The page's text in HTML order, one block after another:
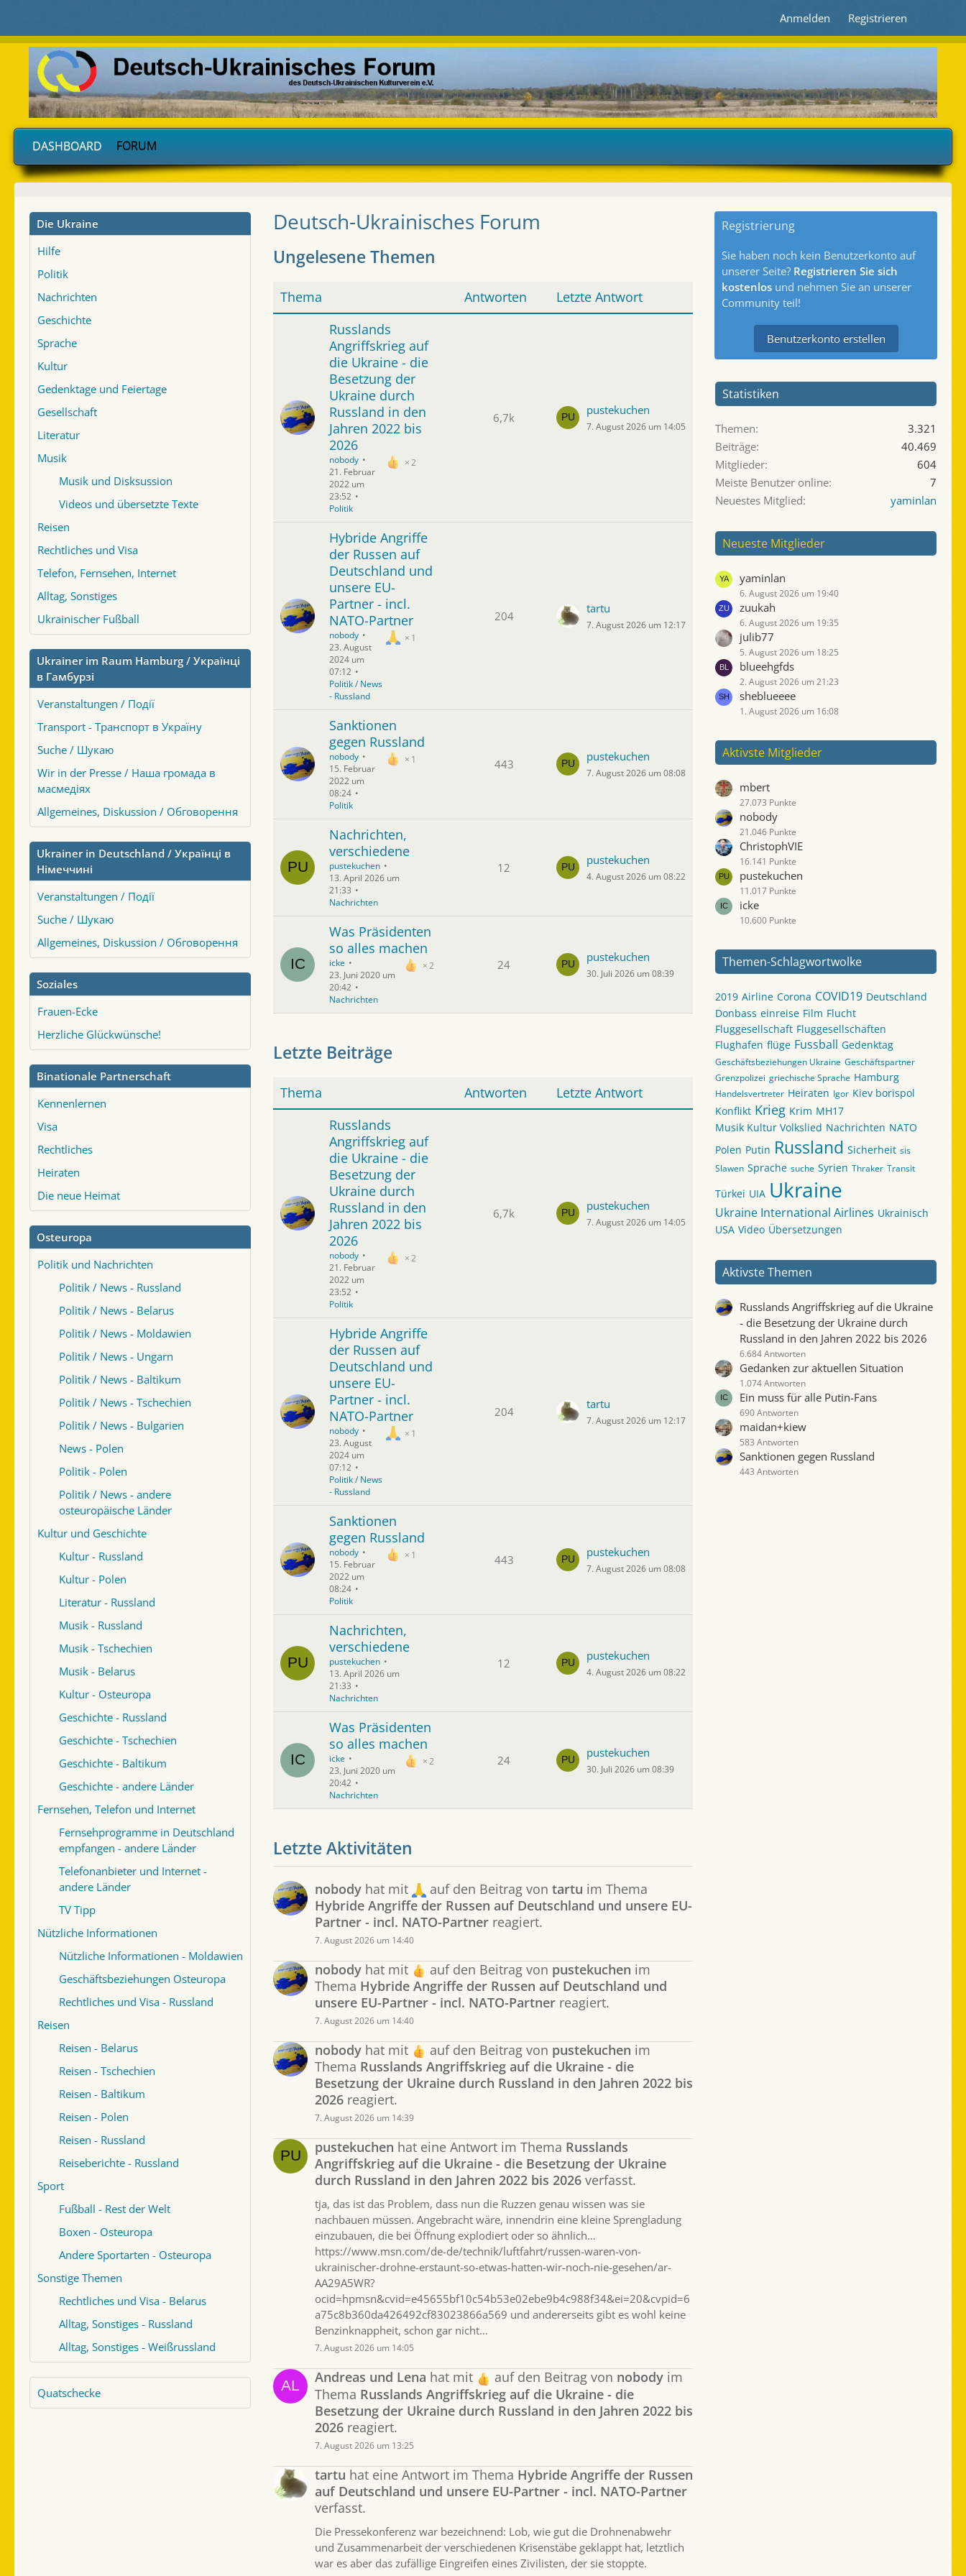
Anmelden Registrieren
DASHBOARD FORUM
Die Ukraine
Hilfe
Politik
Nachrichten
Geschichte
Sprache
Kultur
Gedenktage und Feiertage
Gesellschaft
Literatur
Musik
Musik und Disksussion
Videos und übersetzte Texte
Reisen
Rechtliches und Visa
Telefon, Fernsehen, Internet
Alltag, Sonstiges
Ukrainischer Fußball
Ukrainer im Raum Hamburg / Українці
в Гамбурзі
Veranstaltungen / Події
Transport - Транспорт в Україну
Suche / Шукаю
Wir in der Presse / Наша громада в
масмедіях
Allgemeines, Diskussion / Обговорення
Ukrainer in Deutschland / Українці в
Німеччині
Veranstaltungen / Події
Suche / Шукаю
Allgemeines, Diskussion / Обговорення
Soziales
Frauen-Ecke
Herzliche Glückwünsche!
Binationale Partnerschaft
Kennenlernen
Visa
Rechtliches
Heiraten
Die neue Heimat
Osteuropa
Politik und Nachrichten
Politik / News - Russland
Politik / News - Belarus
Politik / News - Moldawien
Politik / News - Ungarn
Politik / News - Baltikum
Politik / News - Tschechien
Politik / News - Bulgarien
News - Polen
Politik - Polen
Politik / News - andere
osteuropäische Länder
Kultur und Geschichte
Kultur - Russland
Kultur - Polen
Literatur - Russland
Musik - Russland
Musik - Tschechien
Musik - Belarus
Kultur - Osteuropa
Geschichte - Russland
Geschichte - Tschechien
Geschichte - Baltikum
Geschichte - andere Länder
Fernsehen, Telefon und Internet
Fernsehprogramme in Deutschland
empfangen - andere Länder
Telefonanbieter und Internet -
andere Länder
TV Tipp
Nützliche Informationen
Nützliche Informationen - Moldawien
Geschäftsbeziehungen Osteuropa
Rechtliches und Visa - Russland
Reisen
Reisen - Belarus
Reisen - Tschechien
Reisen - Baltikum
Reisen - Polen
Reisen - Russland
Reiseberichte - Russland
Sport
Fußball - Rest der Welt
Boxen - Osteuropa
Andere Sportarten - Osteuropa
Sonstige Themen
Rechtliches und Visa - Belarus
Alltag, Sonstiges - Russland
Alltag, Sonstiges - Weißrussland
Quatschecke
Deutsch-Ukrainisches Forum
Ungelesene Themen
Thema Antworten
Letzte Antwort
Russlands
Angriffskrieg auf
die Ukraine - die
Besetzung der
Ukraine durch
Russland in den
Jahren 2022 bis
2026
2
nobody
21. Februar
2022 um
23:52
Politik
6,7k
pustekuchen
7. August 2026 um 14:05
Hybride Angriffe
der Russen auf
Deutschland und
unsere EU-
Partner - incl.
NATO-Partner
1
nobody
23. August
2024 um
07:12
Politik / News
- Russland
204
tartu
7. August 2026 um 12:17
Sanktionen
gegen Russland
1
nobody
15. Februar
2022 um
08:24
Politik
443
pustekuchen
7. August 2026 um 08:08
Nachrichten,
verschiedene
pustekuchen
13. April 2026 um
21:33
Nachrichten
12
pustekuchen
4. August 2026 um 08:22
Was Präsidenten
so alles machen
2
icke
23. Juni 2020 um
20:42
Nachrichten
24
pustekuchen
30. Juli 2026 um 08:39
Letzte Beiträge
Thema Antworten
Letzte Antwort
Russlands
Angriffskrieg auf
die Ukraine - die
Besetzung der
Ukraine durch
Russland in den
Jahren 2022 bis
2026
2
nobody
21. Februar
2022 um
23:52
Politik
6,7k
pustekuchen
7. August 2026 um 14:05
Hybride Angriffe
der Russen auf
Deutschland und
unsere EU-
Partner - incl.
NATO-Partner
1
nobody
23. August
2024 um
07:12
Politik / News
- Russland
204
tartu
7. August 2026 um 12:17
Sanktionen
gegen Russland
1
nobody
15. Februar
2022 um
08:24
Politik
443
pustekuchen
7. August 2026 um 08:08
Nachrichten,
verschiedene
pustekuchen
13. April 2026 um
21:33
Nachrichten
12
pustekuchen
4. August 2026 um 08:22
Was Präsidenten
so alles machen
2
icke
23. Juni 2020 um
20:42
Nachrichten
24
pustekuchen
30. Juli 2026 um 08:39
Letzte Aktivitäten
nobody hat mit auf den Beitrag von tartu im Thema
Hybride Angriffe der Russen auf Deutschland und unsere EU-
Partner - incl. NATO-Partner reagiert.
7. August 2026 um 14:40
nobody hat mit auf den Beitrag von pustekuchen im
Thema Hybride Angriffe der Russen auf Deutschland und
unsere EU-Partner - incl. NATO-Partner reagiert.
7. August 2026 um 14:40
nobody hat mit auf den Beitrag von pustekuchen im
Thema Russlands Angriffskrieg auf die Ukraine - die
Besetzung der Ukraine durch Russland in den Jahren 2022 bis
2026 reagiert.
7. August 2026 um 14:39
pustekuchen hat eine Antwort im Thema Russlands
Angriffskrieg auf die Ukraine - die Besetzung der Ukraine
durch Russland in den Jahren 2022 bis 2026 verfasst.
tja, das ist das Problem, dass nun die Ruzzen genau wissen was sie
nachbauen müssen. Angebracht wäre, innendrin eine kleine Sprengladung
einzubauen, die bei Öffnung explodiert oder so ähnlich…
https://www.msn.com/de-de/technik/luftfahrt/russen-waren-von-
ukrainischer-drohne-erstaunt-so-etwas-hatten-wir-noch-nie-gesehen/ar-
AA29A5WR?
ocid=hpmsn&cvid=e45655bf10c54b53e02ebe9b4c988f34&ei=20&cvpid=6
a75c8b360da426492cf83023866a569 und andererseits gibt es wohl keine
Benzinknappheit, schon gar nicht…
7. August 2026 um 14:05
Andreas und Lena hat mit auf den Beitrag von nobody im
Thema Russlands Angriffskrieg auf die Ukraine - die
Besetzung der Ukraine durch Russland in den Jahren 2022 bis
2026 reagiert.
7. August 2026 um 13:25
tartu hat eine Antwort im Thema Hybride Angriffe der Russen
auf Deutschland und unsere EU-Partner - incl. NATO-Partner
verfasst.
Die Pressekonferenz war bezeichnend: Lob, wie gut die Drohnenabwehr
und Zusammenarbeit der verschiedenen Krisenstäbe geklappt hat, letztlich
war es aber das zufällige Eingreifen eines Zivilisten, der sie stoppte.
Registrierung
Sie haben noch kein Benutzerkonto auf
unserer Seite? Registrieren Sie sich
kostenlos und nehmen Sie an unserer
Community teil!
Benutzerkonto erstellen
Statistiken
Themen
3.321
Beiträge
40.469
Mitglieder
604
Meiste Benutzer online
7
Neuestes Mitglied
yaminlan
Neueste Mitglieder
yaminlan
6. August 2026 um 19:40
zuukah
6. August 2026 um 19:35
julib77
5. August 2026 um 18:25
blueehgfds
2. August 2026 um 21:23
sheblueeee
1. August 2026 um 16:08
Aktivste Mitglieder
mbert
27.073 Punkte
nobody
21.046 Punkte
ChristophVIE
16.141 Punkte
pustekuchen
11.017 Punkte
icke
10.600 Punkte
Themen-Schlagwortwolke
2019 Airline Corona COVID19 Deutschland
Donbass einreise Film Flucht
Fluggesellschaft Fluggesellschaften
Flughafen flüge Fussball Gedenktag
Geschäftsbeziehungen Ukraine Geschäftspartner
Grenzpolizei griechische Sprache Hamburg
Handelsvertreter Heiraten Igor Kiev borispol
Konflikt Krieg Krim MH17
Musik Kultur Volkslied Nachrichten NATO
Polen Putin Russland Sicherheit sis
Slawen Sprache suche Syrien Thraker Transit
Türkei UIA Ukraine
Ukraine International Airlines Ukrainisch
USA Video Übersetzungen
Aktivste Themen
Russlands Angriffskrieg auf die Ukraine
- die Besetzung der Ukraine durch
Russland in den Jahren 2022 bis 2026
6.684 Antworten
Gedanken zur aktuellen Situation
1.074 Antworten
Ein muss für alle Putin-Fans
690 Antworten
maidan+kiew
583 Antworten
Sanktionen gegen Russland
443 Antworten